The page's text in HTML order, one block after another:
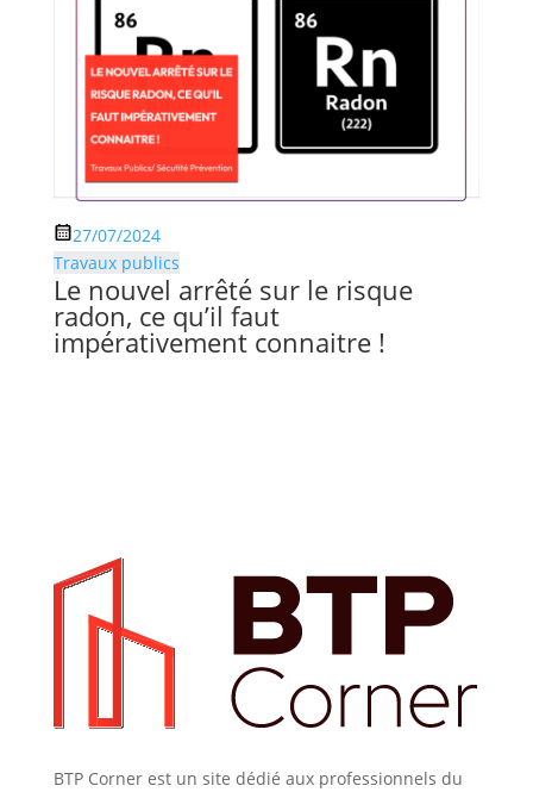
27/07/2024
Travaux publics
Le nouvel arrêté sur le risque
radon, ce qu’il faut
impérativement connaitre !
BTP Corner est un site dédié aux professionnels du